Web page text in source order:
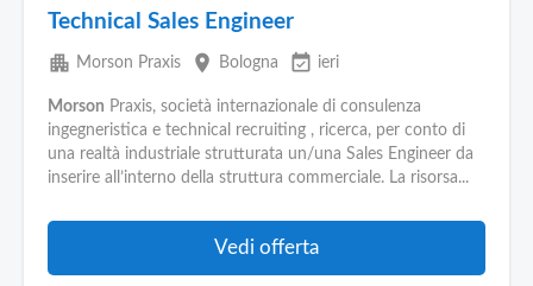
Technical Sales Engineer
apartment Morson Praxis place Bologna event_available ieri
Morson Praxis, società internazionale di consulenza
ingegneristica e technical recruiting , ricerca, per conto di
una realtà industriale strutturata un/una Sales Engineer da
inserire all’interno della struttura commerciale. La risorsa...
Vedi offerta